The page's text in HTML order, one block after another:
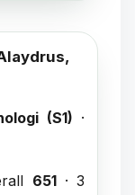
(S1) ·
651· 3